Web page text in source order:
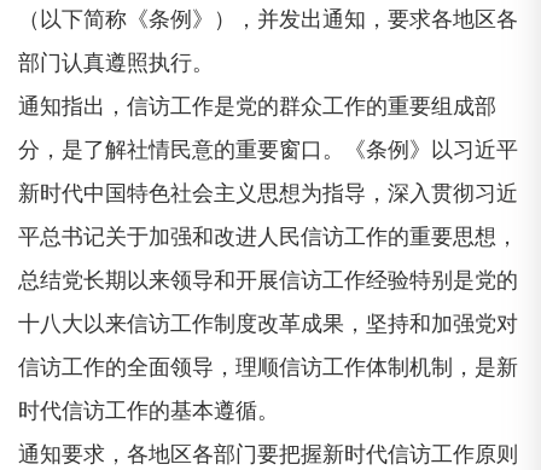
（以下简称《条例》），并发出通知，要求各地区各
部门认真遵照执行。
通知指出，信访工作是党的群众工作的重要组成部
分，是了解社情民意的重要窗口。《条例》以习近平
新时代中国特色社会主义思想为指导，深入贯彻习近
平总书记关于加强和改进人民信访工作的重要思想，
总结党长期以来领导和开展信访工作经验特别是党的
十八大以来信访工作制度改革成果，坚持和加强党对
信访工作的全面领导，理顺信访工作体制机制，是新
时代信访工作的基本遵循。
通知要求，各地区各部门要把握新时代信访工作原则